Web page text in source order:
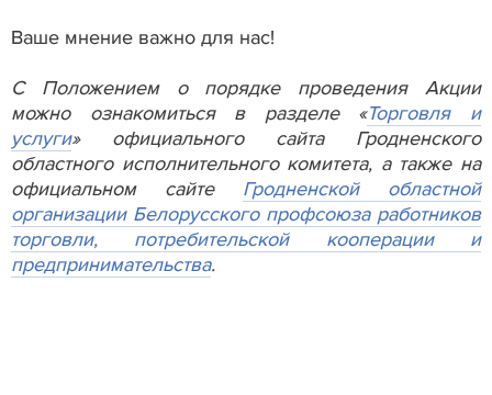
Ваше мнение важно для нас!
С Положением о порядке проведения Акции
можно ознакомиться в разделе «Торговля и
услуги» официального сайта Гродненского
областного исполнительного комитета, а также на
официальном сайте Гродненской областной
организации Белорусского профсоюза работников
торговли, потребительской кооперации и
предпринимательства.